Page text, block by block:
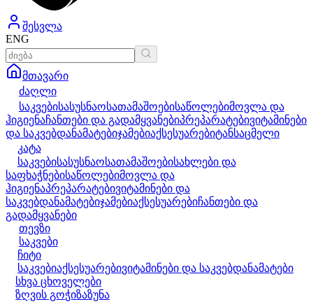
შესვლა
ENG
მთავარი
ძაღლი
საკვებისასუსნაოსათამაშოებისაწოლებიმოვლა და
ჰიგიენაჩანთები და გადამყვანებიპრეპარატებივიტამინები
და საკვებდანამატებიჯამებიაქსესუარებიტანსაცმელი
კატა
საკვებისასუსნაოსათამაშოებისახლები და
საფხაჭნებისაწოლებიმოვლა და
ჰიგიენაპრეპარატებივიტამინები და
საკვებდანამატებიჯამებიაქსესუარებიჩანთები და
გადამყვანები
თევზი
საკვები
ჩიტი
საკვებიაქსესუარებივიტამინები და საკვებდანამატები
სხვა ცხოველები
ზღვის გოჭიზაზუნა